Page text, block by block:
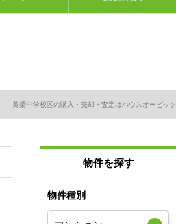
黄檗中学校区の購入・売却・査定はハウスオービック
物件を探す
物件種別